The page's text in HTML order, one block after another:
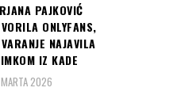
PAJKOVIĆ
ONLYFANS,
NAJAVILA
IZ KADE
2026